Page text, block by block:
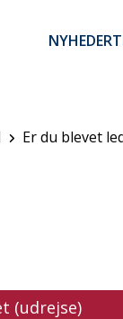
NYHEDER
Er du blevet
(udrejse)